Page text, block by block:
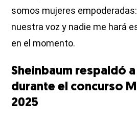
somos mujeres
nuestra voz y nadie me hará
en el momento.
Sheinbaum respaldó a
durante el concurso
2025